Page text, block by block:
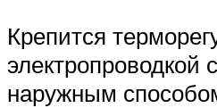
Крепится
электропроводкой
наружным